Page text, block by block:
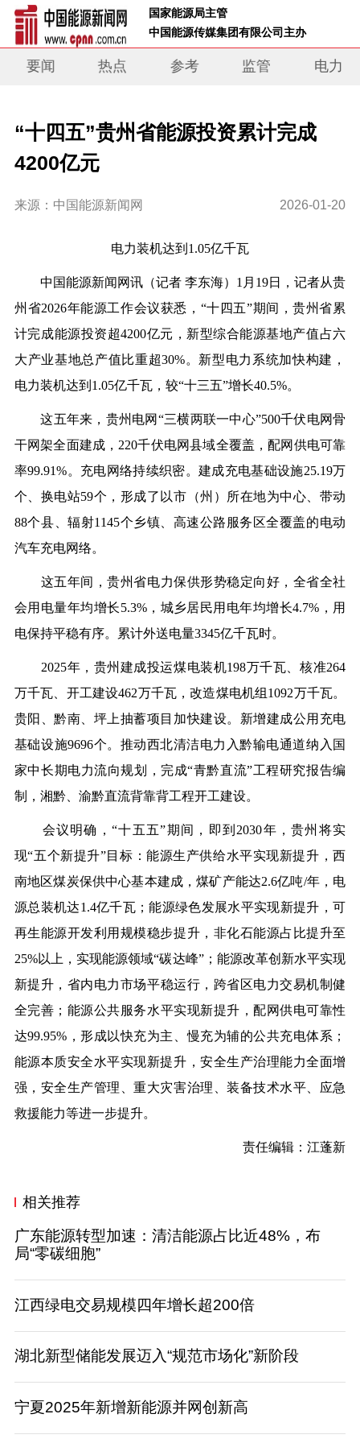
国家能源局主管
中国能源传媒集团有限公司主办
要闻 热点 参考 监管 电力
“十四五”贵州省能源投资累计完成
4200亿元
来源：中国能源新闻网 2026-01-20
电力装机达到1.05亿千瓦
中国能源新闻网讯（记者 李东海）1月19日，记者从贵
州省2026年能源工作会议获悉， “十四五”期间，贵州省累
计完成能源投资超4200亿元，新型综合能源基地产值占六
大产业基地总产值比重超30%。新型电力系统加快构建，
电力装机达到1.05亿千瓦，较“十三五”增长40.5%。
这五年来，贵州电网“三横两联一中心”500千伏电网骨
干网架全面建成，220千伏电网县域全覆盖，配网供电可靠
率99.91%。充电网络持续织密。建成充电基础设施25.19万
个、换电站59个，形成了以市（州）所在地为中心、带动
88个县、辐射1145个乡镇、高速公路服务区全覆盖的电动
汽车充电网络。
这五年间，贵州省电力保供形势稳定向好，全省全社
会用电量年均增长5.3%，城乡居民用电年均增长4.7%，用
电保持平稳有序。累计外送电量3345亿千瓦时。
2025年，贵州建成投运煤电装机198万千瓦、核准264
万千瓦、开工建设462万千瓦，改造煤电机组1092万千瓦。
贵阳、黔南、坪上抽蓄项目加快建设。新增建成公用充电
基础设施9696个。推动西北清洁电力入黔输电通道纳入国
家中长期电力流向规划，完成“青黔直流”工程研究报告编
制，湘黔、渝黔直流背靠背工程开工建设。
会议明确，“十五五”期间，即到2030年，贵州将实
现“五个新提升”目标：能源生产供给水平实现新提升 ，西
南地区煤炭保供中心基本建成，煤矿产能达2.6亿吨/年，电
源总装机达1.4亿千瓦； 能源绿色发展水平实现新提升，可
再生能源开发利用规模稳步提升， 非化石能源占比提升至
25%以上，实现能源领域“碳达峰”； 能源改革创新水平实现
新提升 ，省内电力市场平稳运行，跨省区电力交易机制健
全完善； 能源公共服务水平实现新提升 ，配网供电可靠性
达99.95%，形成以快充为主、慢充为辅的公共充电体系；
能源本质安全水平实现新提升 ，安全生产治理能力全面增
强，安全生产管理、重大灾害治理、装备技术水平、应急
救援能力等进一步提升。
责任编辑：江蓬新
相关推荐
广东能源转型加速：清洁能源占比近48%，布
局“零碳细胞”
江西绿电交易规模四年增长超200倍
湖北新型储能发展迈入“规范市场化”新阶段
宁夏2025年新增新能源并网创新高